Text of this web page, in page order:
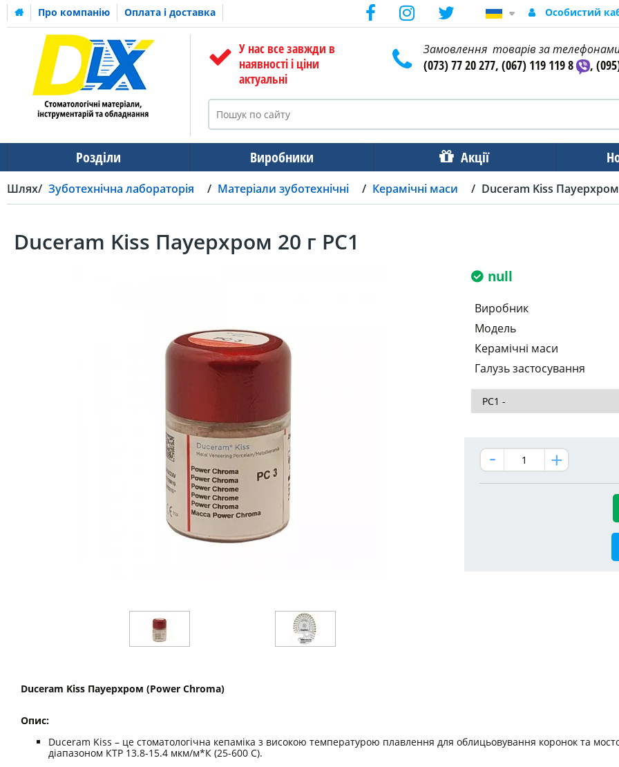
Про компанію Оплата і доставка Особистий
У нас все завжди в
наявності і ціни
актуальні
Замовлення товарів за
(073) 77 20 277, (067) 119 119 8 ,
Розділи Виробники Акції
Шлях Зуботехнічна лабораторія Матеріали зуботехнічні Керамічні маси Duceram Kiss Пауерхром
Duceram Kiss Пауерхром 20 г PC1
null
Виробник
Модель
Керамічні маси
Галузь застосування
Duceram Kiss Пауерхром (Power Chroma)
Опис:
Duceram Kiss – це стоматологічна кепаміка з високою температурою плавлення для облицьовування коронок та
діапазоном КТР 13.8-15.4 мкм/м*К (25-600 С).